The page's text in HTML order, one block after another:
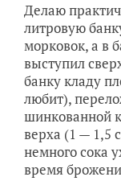
Делаю
литровую
морковок, а в
выступил
банку кладу
любит),
шинкованной
верха (1 — 1,5
немного сока
время